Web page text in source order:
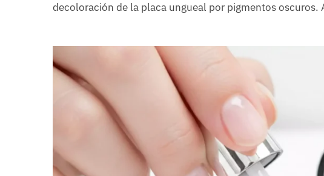
decoloración de la placa ungueal por pigmentos oscuros.